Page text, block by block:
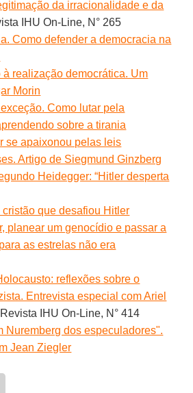
da irracionalidade e da
IHU On-Line, N° 265
Como defender a democracia na
à realização democrática. Um
Morin
Como lutar pela
sobre a tirania
se apaixonou pelas leis
Artigo de Siegmund Ginzberg
Heidegger: “Hitler desperta
cristão que desafiou Hitler
planear um genocídio e passar a
as estrelas não era
reflexões sobre o
Entrevista especial com Ariel
Revista IHU On-Line, N° 414
Nuremberg dos especuladores".
Jean Ziegler